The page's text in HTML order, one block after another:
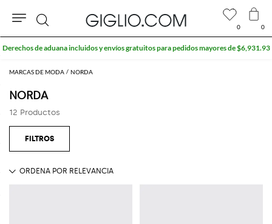
MARCAS DE MODA NORDA
NORDA
12 Productos
0 0
Buscar
Derechos de aduana incluidos y envíos gratuitos para pedidos mayores de $6,931.93